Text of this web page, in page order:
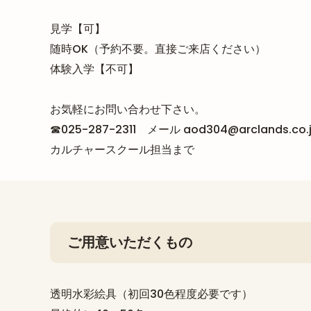
見学【可】
随時OK（予約不要。直接ご来店ください）
体験入学【不可】
お気軽にお問い合わせ下さい。
☎025-287-2311 メール
カルチャースクール担当まで
ご用意いただくもの
透明水彩絵具（初回30色程度必要です）